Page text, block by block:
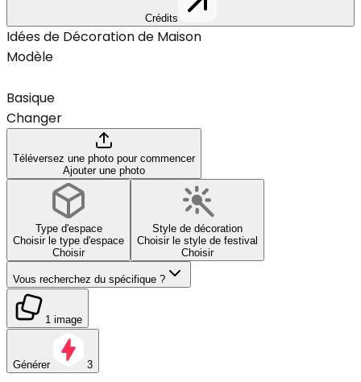
Crédits
Idées de Décoration de Maison
Modèle
Basique
Changer
Téléversez une photo pour commencer
Ajouter une photo
Type d'espace
Choisir le type d'espace
Choisir
Style de décoration
Choisir le style de festival
Choisir
Vous recherchez du spécifique ?
1 image
Générer 3